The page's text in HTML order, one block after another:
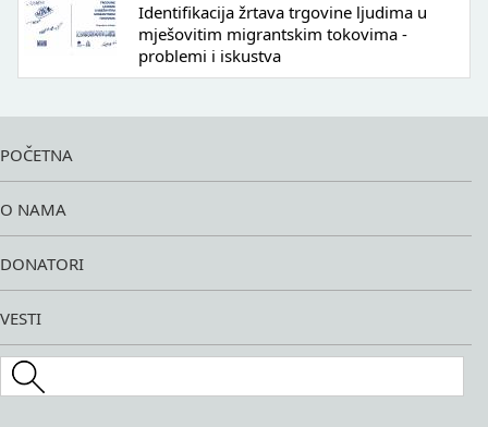
Identifikacija žrtava trgovine ljudima u
mješovitim migrantskim tokovima -
problemi i iskustva
POČETNA
O NAMA
DONATORI
VESTI
Search this site